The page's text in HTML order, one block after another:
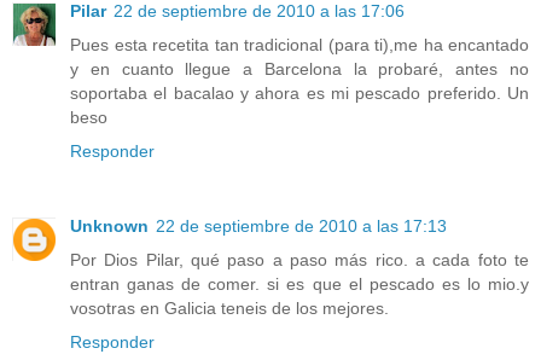
Pilar 22 de septiembre de 2010 a las 17:06
Pues esta recetita tan tradicional (para ti),me ha encantado
y en cuanto llegue a Barcelona la probaré, antes no
soportaba el bacalao y ahora es mi pescado preferido. Un
beso
Responder
Unknown 22 de septiembre de 2010 a las 17:13
Por Dios Pilar, qué paso a paso más rico. a cada foto te
entran ganas de comer. si es que el pescado es lo mio.y
vosotras en Galicia teneis de los mejores.
Responder